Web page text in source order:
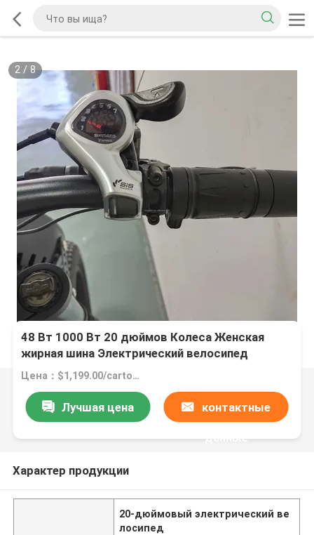
2/ 8
48 Вт 1000 Вт 20 дюймов Колеса Женская
жирная шина Электрический велосипед
Долгая выносливость
Цена：$1,199.00/cartons 1-49 cartons
Лучшая цена контактные
данные
Характер продукции
20-дюймовый электрический ве
лосипед